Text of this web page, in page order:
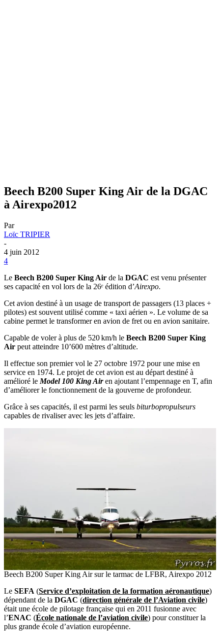
Beech B200 Super King Air de la DGAC
à Airexpo2012
Par
Loïc TRIPIER
-
4 juin 2012
4
Le Beech B200 Super King Air de la DGAC est venu présenter
ses capacité en vol lors de la 26ᵉ édition d’Airexpo.
Cet avion destiné à un usage de transport de passagers (13 places +
pilotes) est souvent utilisé comme « taxi aérien ». Le volume de sa
cabine permet le transformer en avion de fret ou en avion sanitaire.
Capable de voler à plus de 520 km/h le Beech B200 Super King
Air peut atteindre 10’600 mètres d’altitude.
Il effectue son premier vol le 27 octobre 1972 pour une mise en
service en 1974. Le projet de cet avion est au départ destiné à
amélioré le Model 100 King Airen ajoutant l’empennage en T, afin
d’améliorer le fonctionnement de la gouverne de profondeur.
Grâce à ses capacités, il est parmi les seuls biturbopropulseurs
capables de rivaliser avec les jets d’affaire.
Beech B200 Super King Air sur le tarmac de LFBR, Airexpo 2012
Le SEFA (Service d’exploitation de la formation aéronautique)
dépendant de la DGAC (direction générale de l’Aviation civile)
était une école de pilotage française qui en 2011 fusionne avec
l’ENAC (École nationale de l’aviation civile) pour constituer la
plus grande école d’aviation européenne.